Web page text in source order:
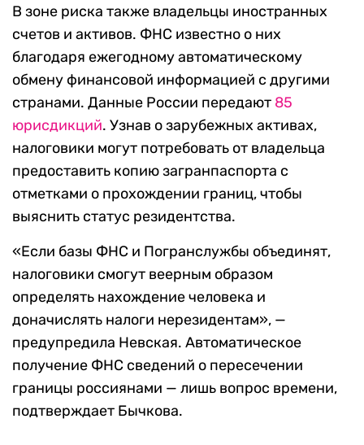
В зоне риска также владельцы иностранных
счетов и активов. ФНС известно о них
благодаря ежегодному автоматическому
обмену финансовой информацией с другими
странами. Данные России передают 85
юрисдикций. Узнав о зарубежных активах,
налоговики могут потребовать от владельца
предоставить копию загранпаспорта с
отметками о прохождении границ, чтобы
выяснить статус резидентства.
«Если базы ФНС и Погранслужбы объединят,
налоговики смогут веерным образом
определять нахождение человека и
доначислять налоги нерезидентам», —
предупредила Невская. Автоматическое
получение ФНС сведений о пересечении
границы россиянами — лишь вопрос времени,
подтверждает Бычкова.